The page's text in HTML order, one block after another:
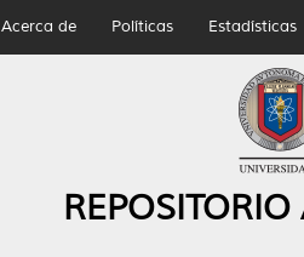
Acerca de Políticas Estadísticas